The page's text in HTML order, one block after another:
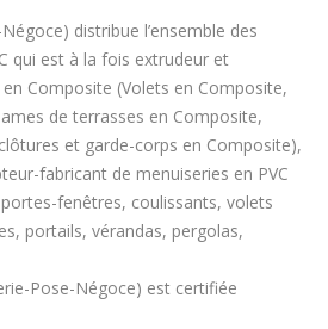
distribue l’ensemble des
qui est à la fois extrudeur et
Composite (Volets en Composite,
de terrasses en Composite,
et garde-corps en Composite),
fabricant de menuiseries en PVC
fenêtres, coulissants, volets
portails, vérandas, pergolas,
Pose-Négoce) est certifiée